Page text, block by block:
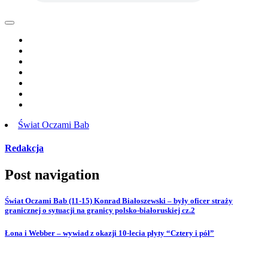
Świat Oczami Bab
Redakcja
Post navigation
Świat Oczami Bab (11-15) Konrad Białoszewski – były oficer straży
granicznej o sytuacji na granicy polsko-białoruskiej cz.2
Łona i Webber – wywiad z okazji 10-lecia płyty “Cztery i pół”